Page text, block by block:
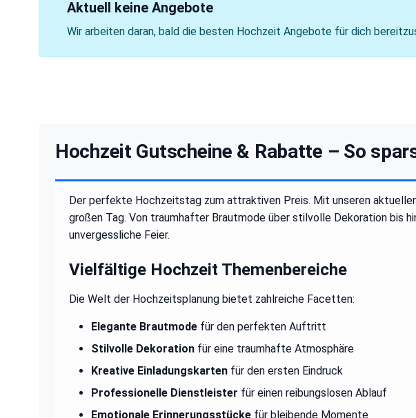
Aktuell keine Angebote
Wir arbeiten daran, bald die besten Hochzeit Angebote für dich
Hochzeit Gutscheine & Rabatte – So
Der perfekte Hochzeitstag zum attraktiven Preis. Mit unseren
großen Tag. Von traumhafter Brautmode über stilvolle Dekoration bis
unvergessliche Feier.
Vielfältige Hochzeit Themenbereiche
Die Welt der Hochzeitsplanung bietet zahlreiche Facetten:
Elegante Brautmode für den perfekten Auftritt
Stilvolle Dekoration für eine traumhafte Atmosphäre
Kreative Einladungskarten für den ersten Eindruck
Professionelle Dienstleister für einen reibungslosen Ablauf
Emotionale Erinnerungsstücke für bleibende Momente